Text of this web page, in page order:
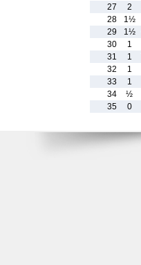
27
2
28
1½
29
1½
30
1
31
1
32
1
33
1
34
½
35
0